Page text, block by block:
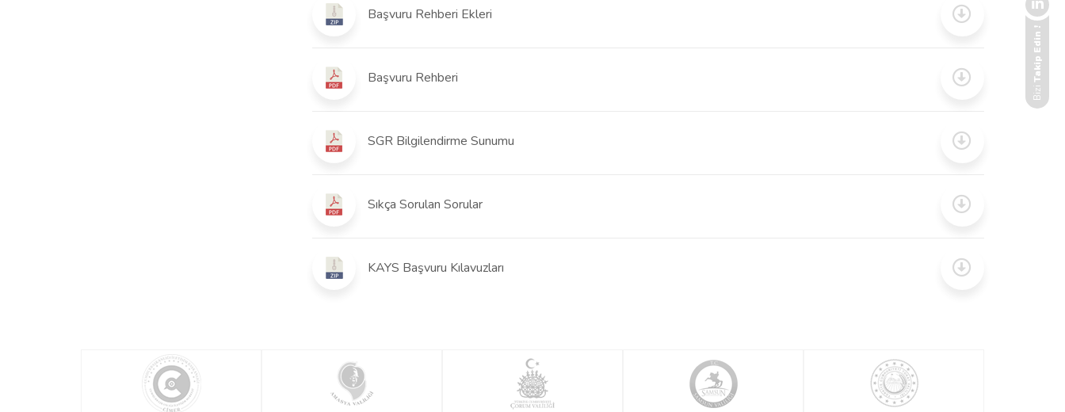
Başvuru Rehberi Ekleri
Başvuru Rehberi
SGR Bilgilendirme Sunumu
Sıkça Sorulan Sorular
KAYS Başvuru Kılavuzları
Bizi
Takip Edin !